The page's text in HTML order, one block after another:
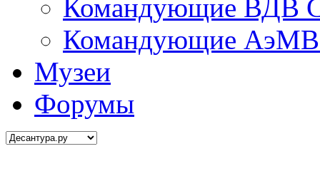
Командующие ВДВ
Командующие АэМВ
Музеи
Форумы